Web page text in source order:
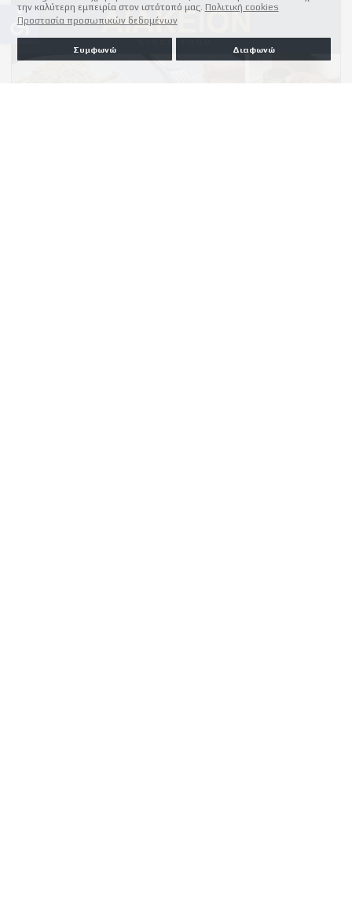
την καλύτερη εμπειρία στον ιστότοπό μας. Πολιτική cookies
Προστασία προσωπικών δεδομένων
Συμφωνώ Διαφωνώ
accessible